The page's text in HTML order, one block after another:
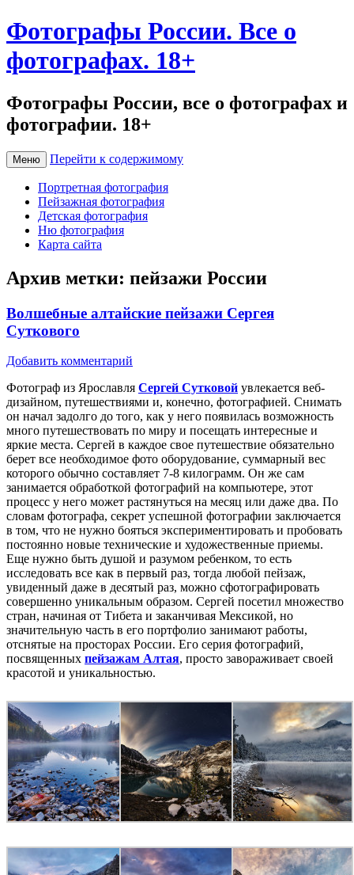
Фотографы России. Все о
фотографах. 18+
Фотографы России, все о фотографах и
фотографии. 18+
Меню Перейти к содержимому
Портретная фотография
Пейзажная фотография
Детская фотография
Ню фотография
Карта сайта
Архив метки: пейзажи России
Волшебные алтайские пейзажи Сергея
Суткового
Добавить комментарий
Фотограф из Ярославля Сергей Сутковой увлекается веб-
дизайном, путешествиями и, конечно, фотографией. Снимать
он начал задолго до того, как у него появилась возможность
много путешествовать по миру и посещать интересные и
яркие места. Сергей в каждое свое путешествие обязательно
берет все необходимое фото оборудование, суммарный вес
которого обычно составляет 7-8 килограмм. Он же сам
занимается обработкой фотографий на компьютере, этот
процесс у него может растянуться на месяц или даже два. По
словам фотографа, секрет успешной фотографии заключается
в том, что не нужно бояться экспериментировать и пробовать
постоянно новые технические и художественные приемы.
Еще нужно быть душой и разумом ребенком, то есть
исследовать все как в первый раз, тогда любой пейзаж,
увиденный даже в десятый раз, можно сфотографировать
совершенно уникальным образом. Сергей посетил множество
стран, начиная от Тибета и заканчивая Мексикой, но
значительную часть в его портфолио занимают работы,
отснятые на просторах России. Его серия фотографий,
посвященных пейзажам Алтая, просто завораживает своей
красотой и уникальностью.